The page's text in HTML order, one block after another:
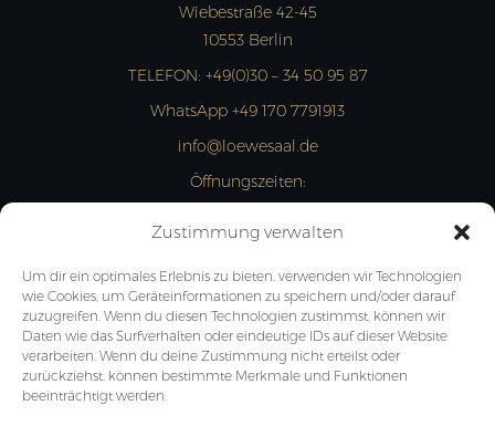
Zustimmung verwalten
Um dir ein optimales Erlebnis zu bieten, verwenden wir Technologien
wie Cookies, um Geräteinformationen zu speichern und/oder darauf
zuzugreifen. Wenn du diesen Technologien zustimmst, können wir
Daten wie das Surfverhalten oder eindeutige IDs auf dieser Website
verarbeiten. Wenn du deine Zustimmung nicht erteilst oder
zurückziehst, können bestimmte Merkmale und Funktionen
beeinträchtigt werden.
Wiebestraße 42-45
10553 Berlin
TELEFON: +49(0)30 – 34 50 95 87
WhatsApp +49 170 7791913
info@loewesaal.de
Öffnungszeiten: